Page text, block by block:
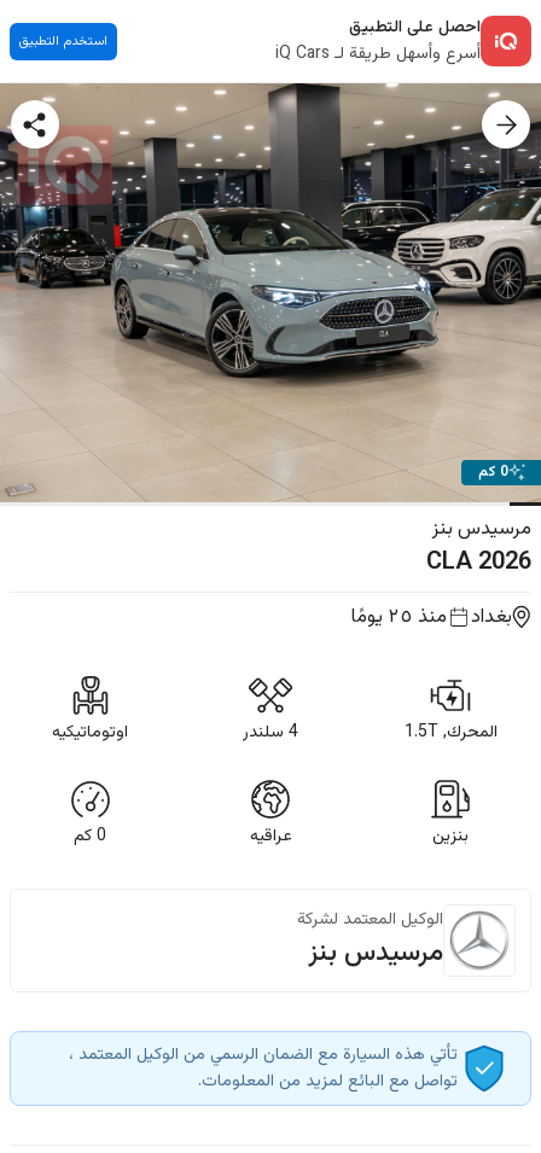
احصل على التطبيق
أسرع وأسهل طريقة لـ iQ Cars
استخدم التطبيق
0 كم
مرسيدس بنز
CLA2026
بغداد منذ ٢٥ يومًا
المحرك, 1.5T 4 سلندر اوتوماتيكيه
بنزين عراقيه 0كم
الوكيل المعتمد لشركة
مرسيدس بنز
تأتي هذه السيارة مع الضمان الرسمي من الوكيل المعتمد ،
تواصل مع البائع لمزيد من المعلومات.